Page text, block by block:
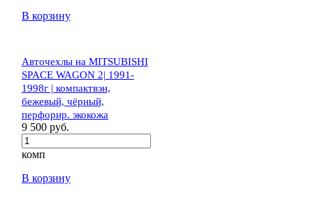
В корзину
Авточехлы на MITSUBISHI
SPACE WAGON 2| 1991-
1998г | компактвэн,
бежевый, чёрный,
перфорир. экокожа
9 500 руб.
комп
В корзину